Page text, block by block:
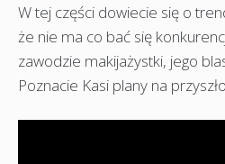
W tej części dowiecie się o
że nie ma co bać się
zawodzie makijażystki, jego
Poznacie Kasi plany na